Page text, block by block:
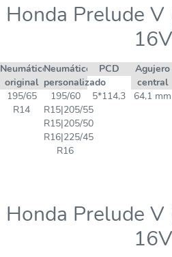
Honda Prelude
16V
Neumático
original
Neumático
personalizado
PCD
Agujero
central
195/65
R14
195/60
R15|205/55
R15|205/50
R16|225/45
R16
5*114,3 64,1 mm
Honda Prelude
16V